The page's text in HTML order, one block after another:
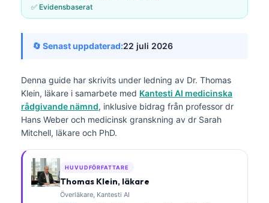
✅ Evidensbaserat
🔄 Senast uppdaterad:22 juli 2026
Denna guide har skrivits under ledning av Dr. Thomas
Klein, läkare i samarbete med Kantesti AI medicinska
rådgivande nämnd, inklusive bidrag från professor dr
Hans Weber och medicinsk granskning av dr Sarah
Mitchell, läkare och PhD.
HUVUDFÖRFATTARE
Thomas Klein, läkare
Överläkare, Kantesti AI